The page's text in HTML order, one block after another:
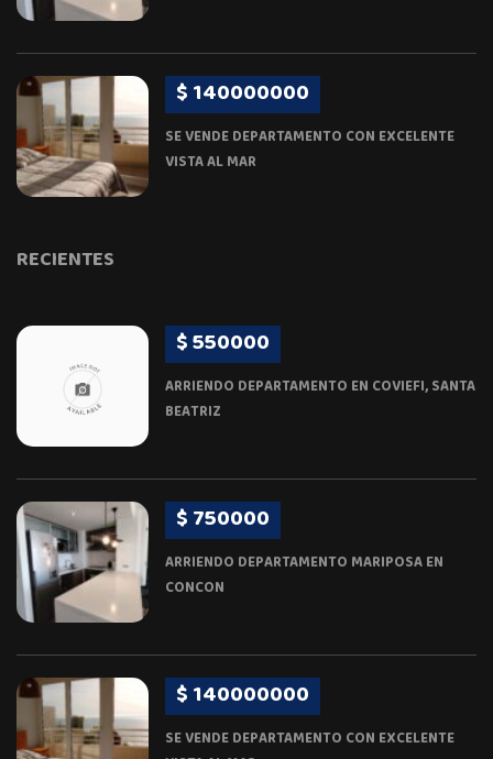
$ 140000000
SE VENDE DEPARTAMENTO CON EXCELENTE
VISTA AL MAR
RECIENTES
$ 550000
ARRIENDO DEPARTAMENTO EN COVIEFI, SANTA
BEATRIZ
$ 750000
ARRIENDO DEPARTAMENTO MARIPOSA EN
CONCON
$ 140000000
SE VENDE DEPARTAMENTO CON EXCELENTE